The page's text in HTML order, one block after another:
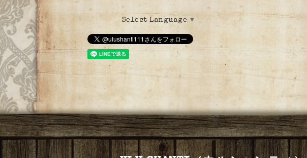
Select Language ▼